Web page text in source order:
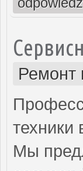
Ремонт
техники
Мы